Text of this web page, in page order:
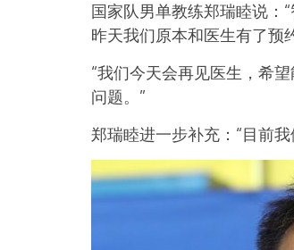
国家队男单教练郑瑞睦说：
昨天我们原本和医生有了预
“我们今天会再见医生，希
问题。”
郑瑞睦进一步补充：“目前